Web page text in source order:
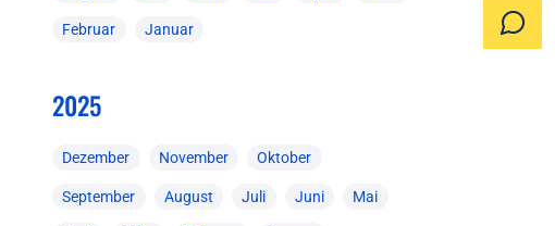
Februar Januar
2025
Dezember November Oktober
September August Juli Juni Mai